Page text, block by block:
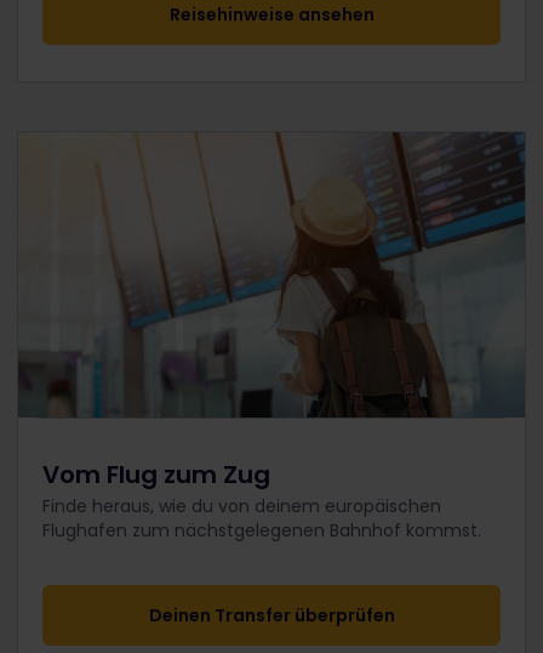
Reisehinweise ansehen
Vom Flug zum Zug
Finde heraus, wie du von deinem europäischen
Flughafen zum nächstgelegenen Bahnhof kommst.
Deinen Transfer überprüfen